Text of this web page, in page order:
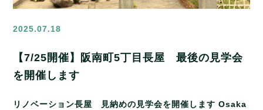
2025.07.18
【7/25開催】阪南町5丁目長屋 最後の見学会
を開催します
リノベーション長屋 見納めの見学会を開催します Osaka